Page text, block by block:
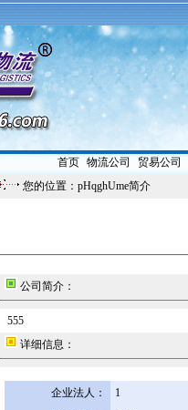
首页| 物流公司 贸易公司
您的位置：pHqghUme简介
公司简介：
555
详细信息：
企业法人：
1